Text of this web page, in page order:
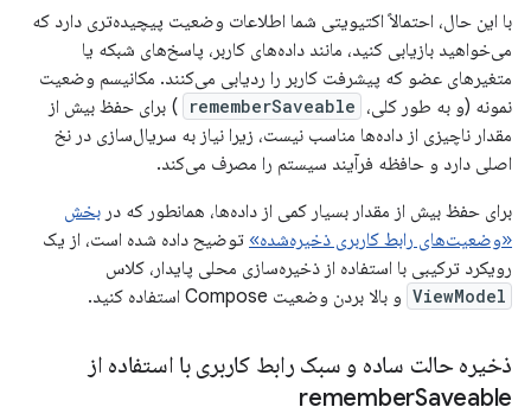
با این حال، احتمالاً اکتیویتی شما اطلاعات وضعیت پیچیده‌تری دارد که
می‌خواهید بازیابی کنید، مانند داده‌های کاربر، پاسخ‌های شبکه یا
متغیرهای عضو که پیشرفت کاربر را ردیابی می‌کنند. مکانیسم وضعیت
نمونه (و به طور کلی، rememberSaveable ) برای حفظ بیش از
مقدار ناچیزی از داده‌ها مناسب نیست، زیرا نیاز به سریال‌سازی در نخ
اصلی دارد و حافظه فرآیند سیستم را مصرف می‌کند.
برای حفظ بیش از مقدار بسیار کمی از داده‌ها، همانطور که در بخش
«وضعیت‌های رابط کاربری ذخیره‌شده» توضیح داده شده است، از یک
رویکرد ترکیبی با استفاده از ذخیره‌سازی محلی پایدار، کلاس
ViewModel و بالا بردن وضعیت Compose استفاده کنید.
ذخیره حالت ساده و سبک رابط کاربری با استفاده از
rememberSaveable